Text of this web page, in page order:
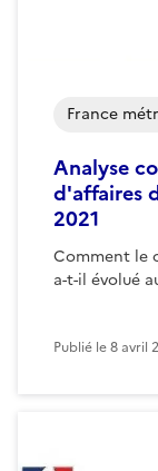
Analyse
d'affaires
2021
Comment le
a-t-il évolué
France
Publié le8 avril